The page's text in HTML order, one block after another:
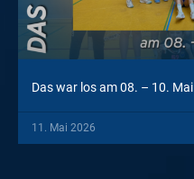
Das war los am 08. – 10. Mai
11. Mai 2026